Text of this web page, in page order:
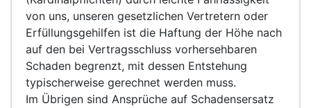
von uns, unseren gesetzlichen Vertretern oder
Erfüllungsgehilfen ist die Haftung der Höhe nach
auf den bei Vertragsschluss vorhersehbaren
Schaden begrenzt, mit dessen Entstehung
typischerweise gerechnet werden muss.
Im Übrigen sind Ansprüche auf Schadensersatz